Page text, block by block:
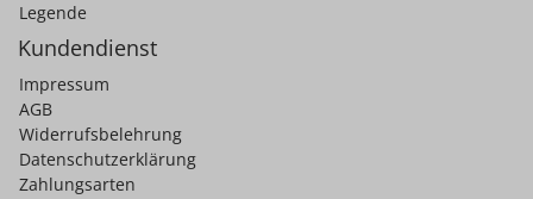
Legende
Kundendienst
Impressum
AGB
Widerrufsbelehrung
Datenschutzerklärung
Zahlungsarten